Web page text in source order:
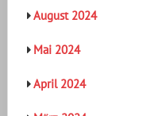
August 2024
Mai 2024
April 2024